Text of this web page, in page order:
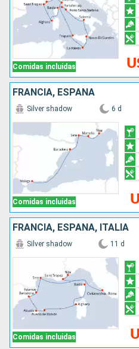
Comidas incluidas
FRANCIA, ESPAÑA
Comidas incluidas
Silver shadow 6 d
FRANCIA, ESPAÑA, ITALIA
Comidas incluidas
Silver shadow 11 d